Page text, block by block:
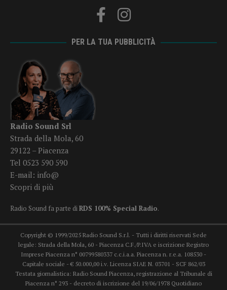
PER LA TUA PUBBLICITÀ
Radio Sound Srl
Strada della Mola, 60
29122 – Piacenza
Tel 0523 590 590
E-mail: info@
Scopri di più
Radio Sound fa parte diRDS 100% Special Radio.
Copyright © 1999/2025 Radio Sound S.r.l. - Tutti i diritti riservati Sede
legale: Strada della Mola, 60 - Piacenza C.F./P.IVA e iscrizione Registro
Imprese Piacenza n° 00799580337 c.c.i.a.a. Piacenza n. r.e.a. 108530 -
Capitale sociale - € 50.000,00 i.v. Licenza SIAE N. 03701 - SCF 862/03
Testata giornalistica: Radio Sound Piacenza, registrazione al Tribunale di
Piacenza n° 293 - decreto di iscrizione del 19/06/1978 Quotidiano